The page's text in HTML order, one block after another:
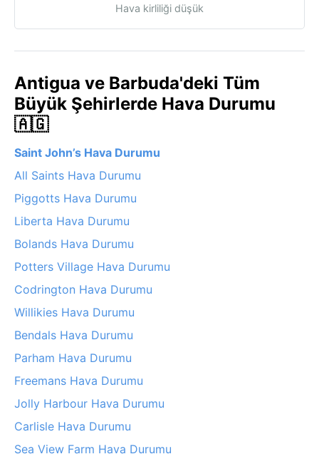
Hava kirliliği düşük
Antigua ve Barbuda'deki Tüm
Büyük Şehirlerde Hava Durumu
🇦🇬
Saint John’s Hava Durumu
All Saints Hava Durumu
Piggotts Hava Durumu
Liberta Hava Durumu
Bolands Hava Durumu
Potters Village Hava Durumu
Codrington Hava Durumu
Willikies Hava Durumu
Bendals Hava Durumu
Parham Hava Durumu
Freemans Hava Durumu
Jolly Harbour Hava Durumu
Carlisle Hava Durumu
Sea View Farm Hava Durumu